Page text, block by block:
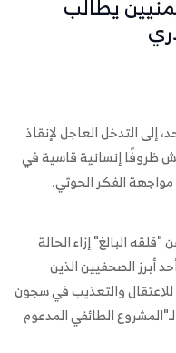
إلى التدخل العاجل لإنقاذ
ظروفًا إنسانية قاسية في
الفكر الحوثي.
البالغ" إزاء الحالة
أبرز الصحفيين الذين
والتعذيب في سجون
الطائفي المدعوم